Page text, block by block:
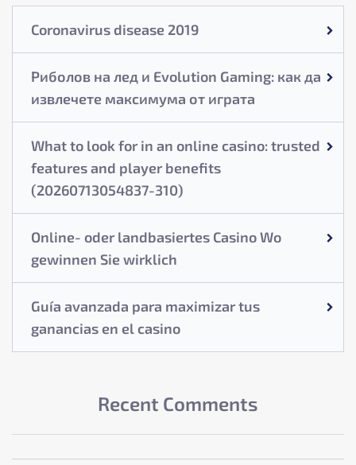
Coronavirus disease 2019
Риболов на лед и Evolution Gaming: как да
извлечете максимума от играта
What to look for in an online casino: trusted
features and player benefits
(20260713054837-310)
Online- oder landbasiertes Casino Wo
gewinnen Sie wirklich
Guía avanzada para maximizar tus
ganancias en el casino
Recent Comments